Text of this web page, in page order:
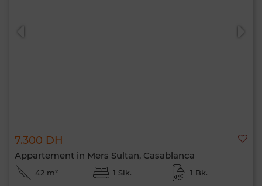
7.300 DH
Appartement in Mers Sultan, Casablanca
42 m² 1 Slk. 1 Bk.